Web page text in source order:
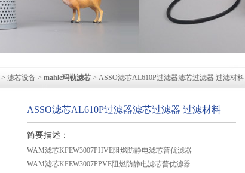
> 滤芯设备 > mahle玛勒滤芯 > ASSO滤芯AL610P过滤器滤芯过滤器 过滤材料
ASSO滤芯AL610P过滤器滤芯过滤器 过滤材料
简要描述：
WAM滤芯KFEW3007PHVE阻燃防静电滤芯普优滤器
WAM滤芯KFEW3007PPVE阻燃防静电滤芯普优滤器